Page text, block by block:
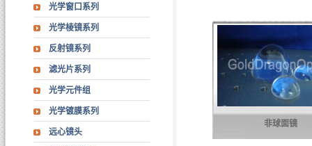
光学窗口系列
光学棱镜系列
反射镜系列
滤光片系列
光学元件组
光学镀膜系列
远心镜头
非球面镜